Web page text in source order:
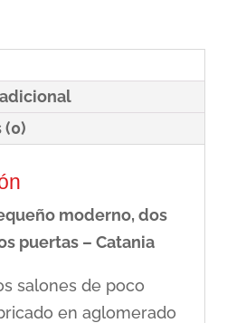
(0)
moderno, dos
puertas – Catania
salones de poco
en aglomerado